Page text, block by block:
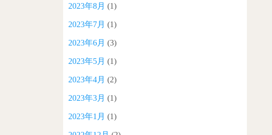
2023年8月 (1)
2023年7月 (1)
2023年6月 (3)
2023年5月 (1)
2023年4月 (2)
2023年3月 (1)
2023年1月 (1)